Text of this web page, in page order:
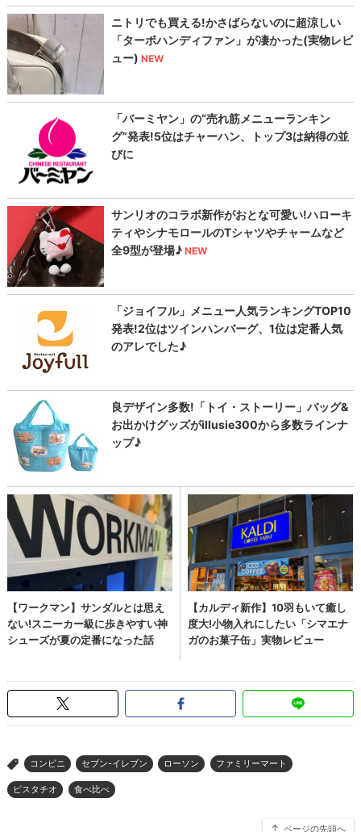
> コンビニ セブン-イレブン ローソン ファミリーマート
ピスタチオ 食べ比べ
ページの先頭へ